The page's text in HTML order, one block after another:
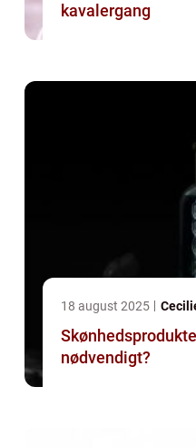
kavalergang
18 august 2025
nødvendigt?